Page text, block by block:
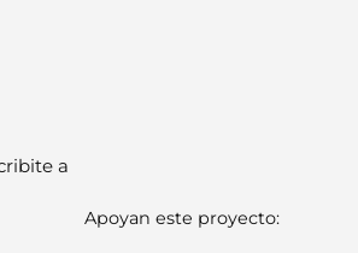
a
Apoyan este proyecto: